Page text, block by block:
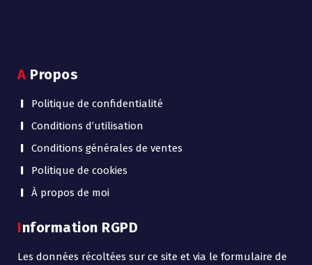
A Propos
Politique de confidentialité
Conditions d’utilisation
Conditions générales de ventes
Politique de cookies
À propos de moi
Information RGPD
Les données récoltées sur ce site et via le formulaire de